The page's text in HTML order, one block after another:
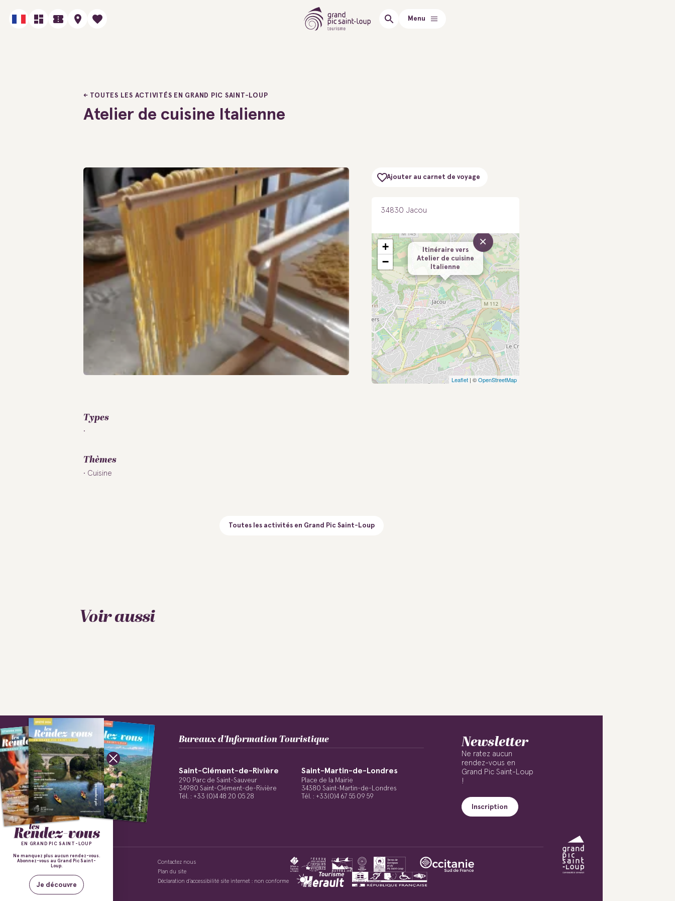
Menu
TOUTES LES ACTIVITÉS EN GRAND PIC SAINT-LOUP
Atelier de cuisine Italienne
Types
Thèmes
Cuisine
Ajouter au carnet de voyage
34830 Jacou
Itinéraire vers
Atelier de cuisine
Italienne
×
+
−
Leaflet | ©OpenStreetMap
Toutes les activités en Grand Pic Saint-Loup
Voir aussi
Nature
Sport
Culture &
patrimoine
Séjourner
Aux bords des
paysages
Les professionnels à
votre service
Inspirations
Les balades nature et
épicuriennes
Les découvertes
guidées
Œnorando® entre
Grés de Montpellier
et Pic Saint-Loup
Suivez-nous !
Bureaux d’Information Touristique
Saint-Clément-de-Rivière
290 Parc de Saint-Sauveur
34980 Saint-Clément-de-Rivière
Tél. : +33 (0)4 48 20 05 28
Saint-Martin-de-Londres
Place de la Mairie
34380 Saint-Martin-de-Londres
Tél. : +33(0)4 67 55 09 59
Newsletter
Ne ratez aucun
rendez-vous en
Grand Pic Saint-Loup
!
Inscription
Politique de confidentialité
Contactez nous
Plan du site
Conditions Générales de Vente
Déclaration d’accessibilité site internet : non conforme
EN GRAND PIC SAINT-LOUP
Ne manquez plus aucun rendez-vous.
Abonnez-vous au Grand Pic Saint-
Loup.
Je découvre